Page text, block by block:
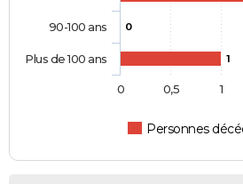
0
1
Personnes
90-100 ans
Plus de 100 ans
0 0,5 1